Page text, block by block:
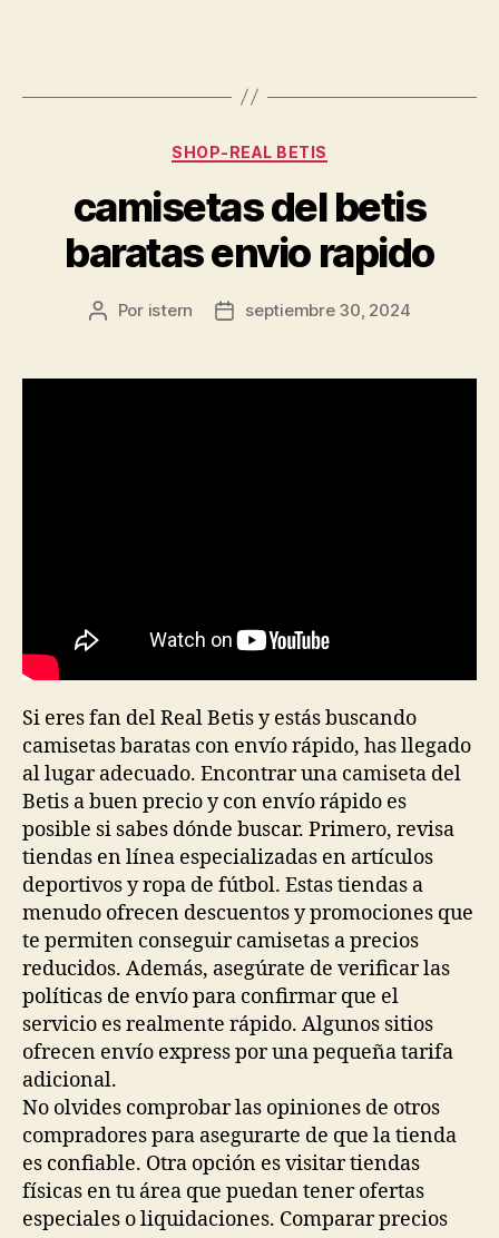
Categorías
SHOP-REAL BETIS
camisetas del betis
baratas envio rapido
Autor
entrada
Por istern
Fecha
entrada
septiembre 30, 2024
Si eres fan del Real Betis y estás buscando
camisetas baratas con envío rápido, has llegado
al lugar adecuado. Encontrar una camiseta del
Betis a buen precio y con envío rápido es
posible si sabes dónde buscar. Primero, revisa
tiendas en línea especializadas en artículos
deportivos y ropa de fútbol. Estas tiendas a
menudo ofrecen descuentos y promociones que
te permiten conseguir camisetas a precios
reducidos. Además, asegúrate de verificar las
políticas de envío para confirmar que el
servicio es realmente rápido. Algunos sitios
ofrecen envío express por una pequeña tarifa
adicional.
No olvides comprobar las opiniones de otros
compradores para asegurarte de que la tienda
es confiable. Otra opción es visitar tiendas
físicas en tu área que puedan tener ofertas
especiales o liquidaciones. Comparar precios